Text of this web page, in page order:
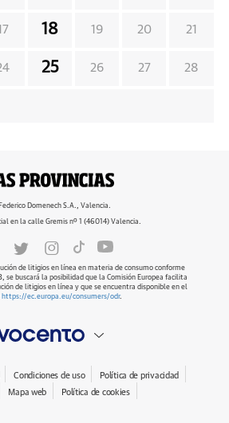
18 19 20 21
25 26 27 28
Domenech S.A., Valencia.
en la calle Gremis nº 1 (46014) Valencia.
de litigios en línea en materia de consumo conforme
se buscará la posibilidad que la Comisión Europea facilita
de litigios en línea y que se encuentra disponible en el
https://ec.europa.eu/consumers/odr.
Condiciones de uso
Política de privacidad
Mapa web Política de cookies